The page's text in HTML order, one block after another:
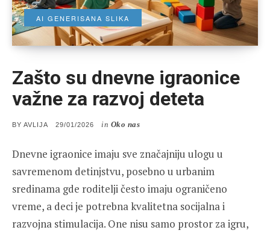
AI GENERISANA SLIKA
Zašto su dnevne igraonice
važne za razvoj deteta
BY AVLIJA
POSTED
29/01/2026 in Oko nas
Dnevne igraonice imaju sve značajniju ulogu u
savremenom detinjstvu, posebno u urbanim
sredinama gde roditelji često imaju ograničeno
vreme, a deci je potrebna kvalitetna socijalna i
razvojna stimulacija. One nisu samo prostor za igru,